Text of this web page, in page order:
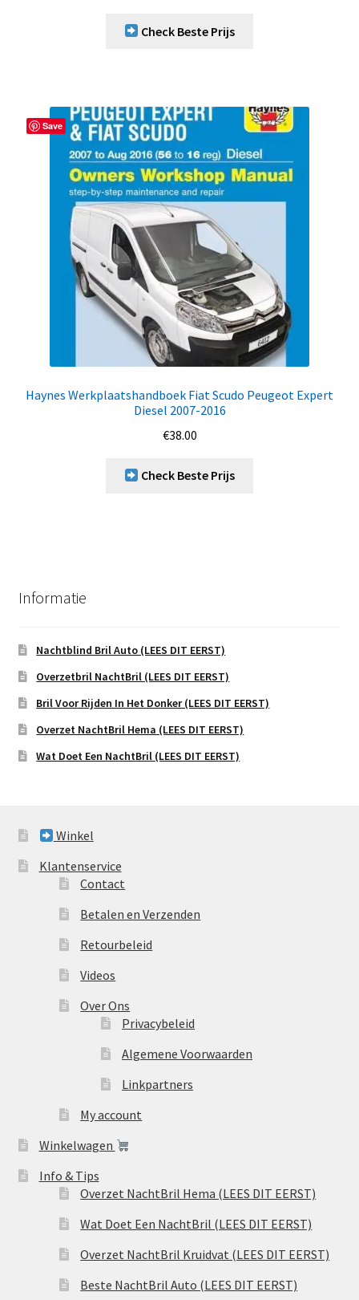
Check Beste Prijs
Save
Haynes Werkplaatshandboek Fiat Scudo Peugeot Expert
Diesel 2007-2016
€38.00
Check Beste Prijs
Informatie
Nachtblind Bril Auto (LEES DIT EERST)
Overzetbril NachtBril (LEES DIT EERST)
Bril Voor Rijden In Het Donker (LEES DIT EERST)
Overzet NachtBril Hema (LEES DIT EERST)
Wat Doet Een NachtBril (LEES DIT EERST)
Winkel
Klantenservice
Contact
Betalen en Verzenden
Retourbeleid
Videos
Over Ons
Privacybeleid
Algemene Voorwaarden
Linkpartners
My account
Winkelwagen
Info & Tips
Overzet NachtBril Hema (LEES DIT EERST)
Wat Doet Een NachtBril (LEES DIT EERST)
Overzet NachtBril Kruidvat (LEES DIT EERST)
Beste NachtBril Auto (LEES DIT EERST)